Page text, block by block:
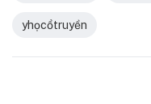
yhọcổtruyền